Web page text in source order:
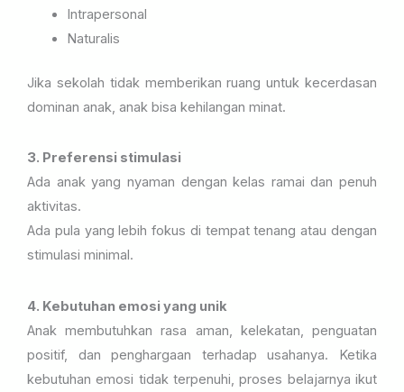
Intrapersonal
Naturalis
Jika sekolah tidak memberikan ruang untuk kecerdasan
dominan anak, anak bisa kehilangan minat.
3. Preferensi stimulasi
Ada anak yang nyaman dengan kelas ramai dan penuh
aktivitas.
Ada pula yang lebih fokus di tempat tenang atau dengan
stimulasi minimal.
4. Kebutuhan emosi yang unik
Anak membutuhkan rasa aman, kelekatan, penguatan
positif, dan penghargaan terhadap usahanya. Ketika
kebutuhan emosi tidak terpenuhi, proses belajarnya ikut